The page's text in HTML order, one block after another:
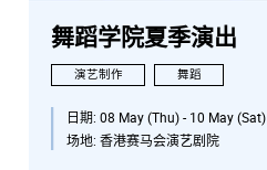
舞蹈学院夏季演出
演艺制作 舞蹈
日期: 08 May (Thu) - 10 May (Sat)
场地: 香港赛马会演艺剧院